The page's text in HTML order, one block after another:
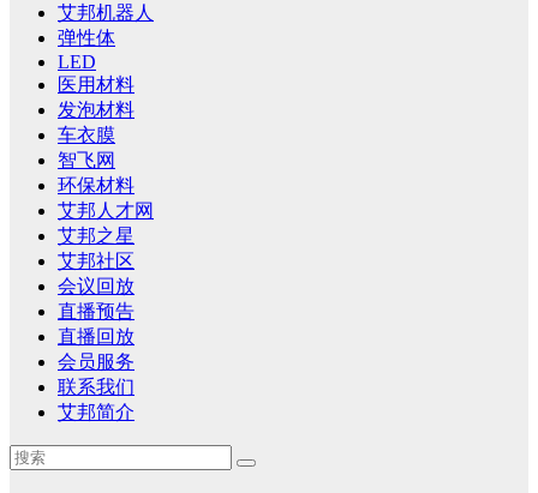
艾邦机器人
弹性体
LED
医用材料
发泡材料
车衣膜
智飞网
环保材料
艾邦人才网
艾邦之星
艾邦社区
会议回放
直播预告
直播回放
会员服务
联系我们
艾邦简介